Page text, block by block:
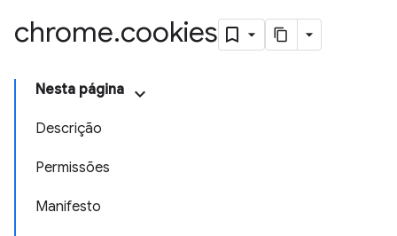
chrome.cookies
Nesta página
Descrição
Permissões
Manifesto